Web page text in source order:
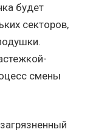
будет
секторов,
смены